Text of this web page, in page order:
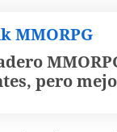
MMORPG
pero